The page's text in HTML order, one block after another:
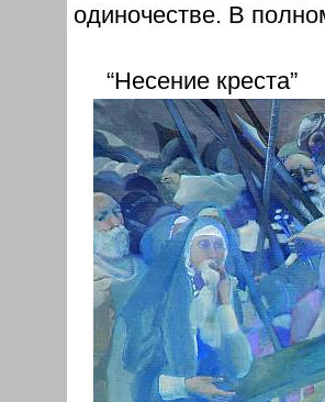
одиночестве. В
“Несение креста”